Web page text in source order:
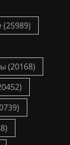
(25989)
(20168)